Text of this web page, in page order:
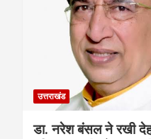
उत्तराखंड
डा. नरेश बंसल ने रखी